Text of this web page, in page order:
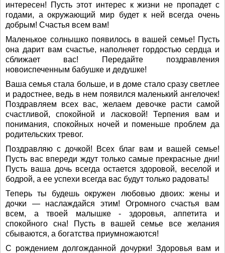
интересен! Пусть этот интерес к жизни не пропадет с
годами, а окружающий мир будет к ней всегда очень
добрым! Счастья всем вам!
Маленькое солнышко появилось в вашей семье! Пусть
она дарит вам счастье, наполняет гордостью сердца и
сближает вас! Передайте поздравления
новоиспеченным бабушке и дедушке!
Ваша семья стала больше, и в доме стало сразу светлее
и радостнее, ведь в нем появился маленький ангелочек!
Поздравляем всех вас, желаем девочке расти самой
счастливой, спокойной и ласковой! Терпения вам и
понимания, спокойных ночей и поменьше проблем да
родительских тревог.
Поздравляю с дочкой! Всех благ вам и вашей семье!
Пусть вас впереди ждут только самые прекрасные дни!
Пусть ваша дочь всегда остается здоровой, веселой и
бодрой, а ее успехи всегда вас будут только радовать!
Теперь ты будешь окружен любовью двоих: жены и
дочки — наслаждайся этим! Огромного счастья вам
всем, а твоей малышке - здоровья, аппетита и
спокойного сна! Пусть в вашей семье все желания
сбываются, а богатства приумножаются!
С рождением долгожданной дочурки! Здоровья вам и